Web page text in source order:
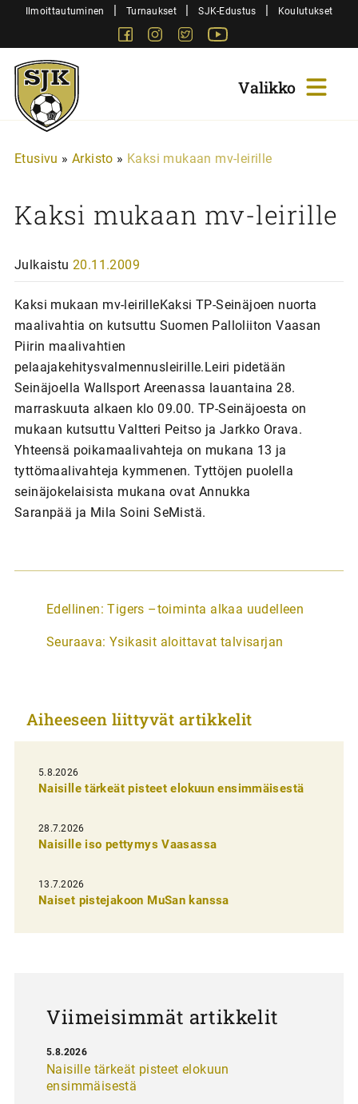
SiirryIlmoittautuminen | Turnaukset | SJK-Edustus | Koulutukset
FacebookInstagram
Twitter
Sjk-
Juniorit
Etusivu » Arkisto » Kaksi mukaan mv-leirille
Kaksi mukaan mv-leirille
Julkaistu 20.11.2009
Kaksi mukaan mv-leirilleKaksi TP-Seinäjoen nuorta
maalivahtia on kutsuttu Suomen Palloliiton Vaasan
Piirin maalivahtien
pelaajakehitysvalmennusleirille.Leiri pidetään
Seinäjoella Wallsport Areenassa lauantaina 28.
marraskuuta alkaen klo 09.00. TP-Seinäjoesta on
mukaan kutsuttu Valtteri Peitso ja Jarkko Orava.
Yhteensä poikamaalivahteja on mukana 13 ja
tyttömaalivahteja kymmenen. Tyttöjen puolella
seinäjokelaisista mukana ovat Annukka
Saranpää ja Mila Soini SeMistä.
A
t
k
e
l
i
e
n
e
Edellinen: Tigers –toiminta alkaa uudelleen
Seuraava: Ysikasit aloittavat talvisarjan
Aiheeseen liittyvät artikkelit
5.8.2026
Naisille tärkeät pisteet elokuun ensimmäisestä
28.7.2026
Naisille iso pettymys Vaasassa
13.7.2026
Naiset pistejakoon MuSan kanssa
Viimeisimmät artikkelit
Naisille tärkeät pisteet elokuun
ensimmäisestä
5.8.2026